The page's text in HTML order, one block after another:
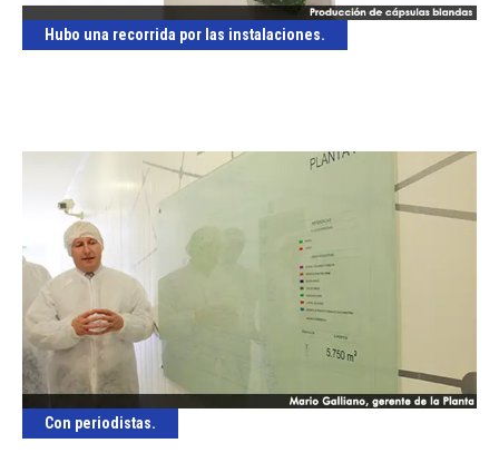
Hubo una recorrida por las instalaciones.
Con periodistas.